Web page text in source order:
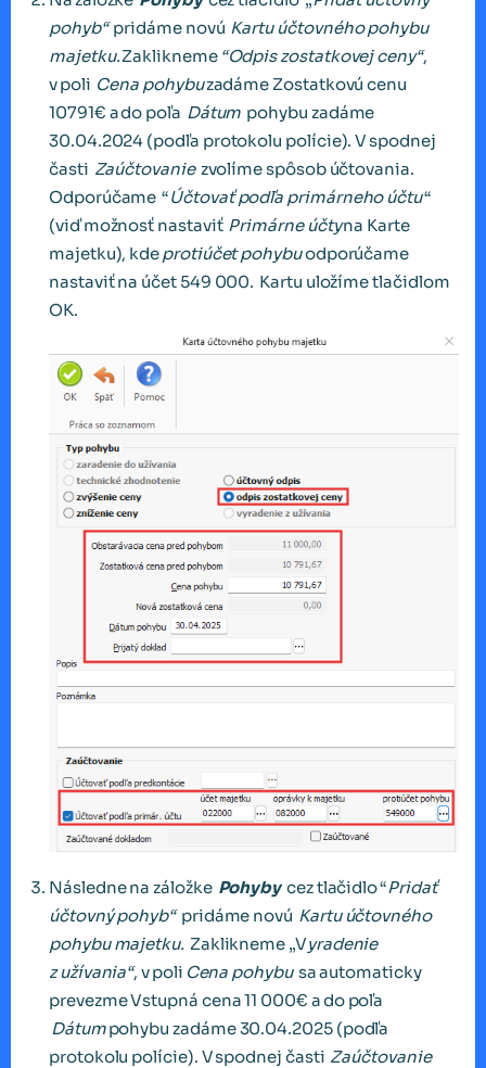
pohyb“pridáme novú Kartu účtovného pohybu
majetku.Zaklikneme “Odpis zostatkovej ceny“,
v poli Cena pohybuzadáme Zostatkovú cenu
10791€ a do poľa Dátum pohybu zadáme
30.04.2024 (podľa protokolu polície). V spodnej
časti Zaúčtovaniezvolíme spôsob účtovania.
Odporúčame “Účtovať podľa primárneho účtu“
(viď možnosť nastaviť Primárne účtyna Karte
majetku), kdeprotiúčet pohybuodporúčame
nastaviť na účet 549 000. Kartu uložíme tlačidlom
OK.
Následne na záložke Pohybycez tlačidlo “Pridať
účtovný pohyb“pridáme novú Kartu účtovného
pohybu majetku. Zaklikneme „Vyradenie
z užívania“, v poli Cena pohybusa automaticky
prevezme Vstupná cena 11 000€ a do poľa
Dátumpohybu zadáme 30.04.2025 (podľa
protokolu polície). V spodnej časti Zaúčtovanie